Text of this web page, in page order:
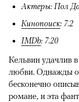
Актеры: Пол
Кинопоиск: 7.2
IMDb: 7.20
Кельвин удачлив
любви. Однажды
бесконечно
романе, и эта